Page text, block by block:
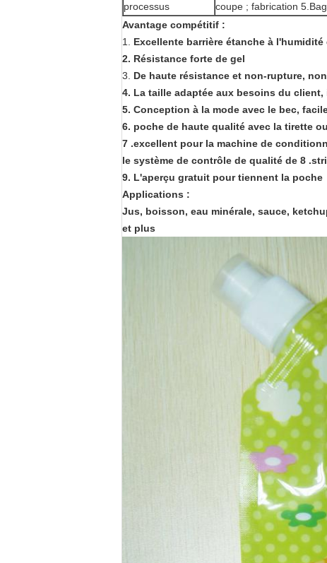
processus
coupe ; fabrication
Avantage compétitif :
1. Excellente barrière étanche à l'humidité
2. Résistance forte de gel
3. De haute résistance et non-rupture,
4. La taille adaptée aux besoins du
5. Conception à la mode avec le bec,
6. poche de haute qualité avec la tirette
7 .excellent pour la machine de
le système de contrôle de qualité de 8
9. L'aperçu gratuit pour tiennent la poche
Applications :
Jus, boisson, eau minérale, sauce,
et plus